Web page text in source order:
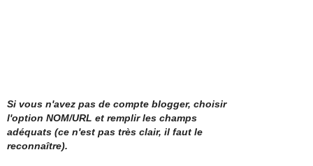
Si vous n'avez pas de compte blogger, choisir
l'option NOM/URL et remplir les champs
adéquats (ce n'est pas très clair, il faut le
reconnaître).